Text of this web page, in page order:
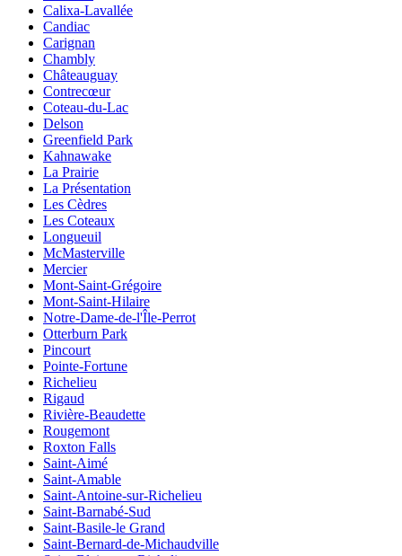
Calixa-Lavallée
Candiac
Carignan
Chambly
Châteauguay
Contrecœur
Coteau-du-Lac
Delson
Greenfield Park
Kahnawake
La Prairie
La Présentation
Les Cèdres
Les Coteaux
Longueuil
McMasterville
Mercier
Mont-Saint-Grégoire
Mont-Saint-Hilaire
Notre-Dame-de-l'Île-Perrot
Otterburn Park
Pincourt
Pointe-Fortune
Richelieu
Rigaud
Rivière-Beaudette
Rougemont
Roxton Falls
Saint-Aimé
Saint-Amable
Saint-Antoine-sur-Richelieu
Saint-Barnabé-Sud
Saint-Basile-le Grand
Saint-Bernard-de-Michaudville